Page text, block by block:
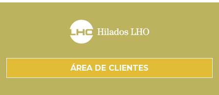
ÁREA DE CLIENTES